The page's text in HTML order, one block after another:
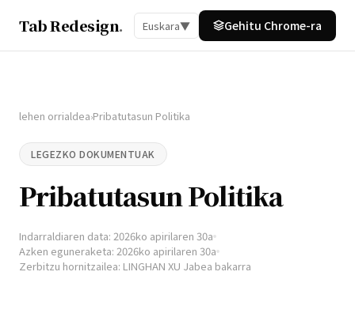
Tab Redesign. Euskara▼ Gehitu Chrome-ra
lehen orrialdea›Pribatutasun Politika
LEGEZKO DOKUMENTUAK
Pribatutasun Politika
Indarraldiaren data: 2026ko apirilaren 30a
Azken eguneraketa: 2026ko apirilaren 30a
Zerbitzu hornitzailea: LINGHAN XU Jabea bakarra